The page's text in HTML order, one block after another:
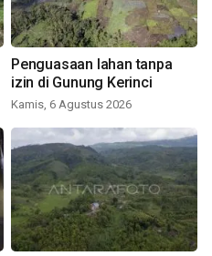
Penguasaan lahan tanpa
izin di Gunung Kerinci
Kamis, 6 Agustus 2026